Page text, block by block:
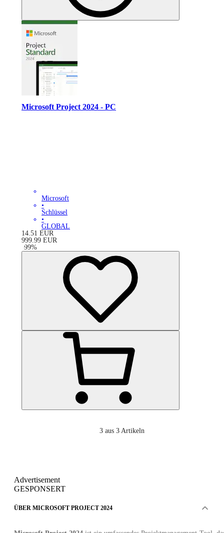
Microsoft Project 2024 - PC
Microsoft
•
Schlüssel
•
GLOBAL
14.51 EUR
999.99 EUR
-99%
3 aus 3 Artikeln
Advertisement
GESPONSERT
ÜBER MICROSOFT PROJECT 2024